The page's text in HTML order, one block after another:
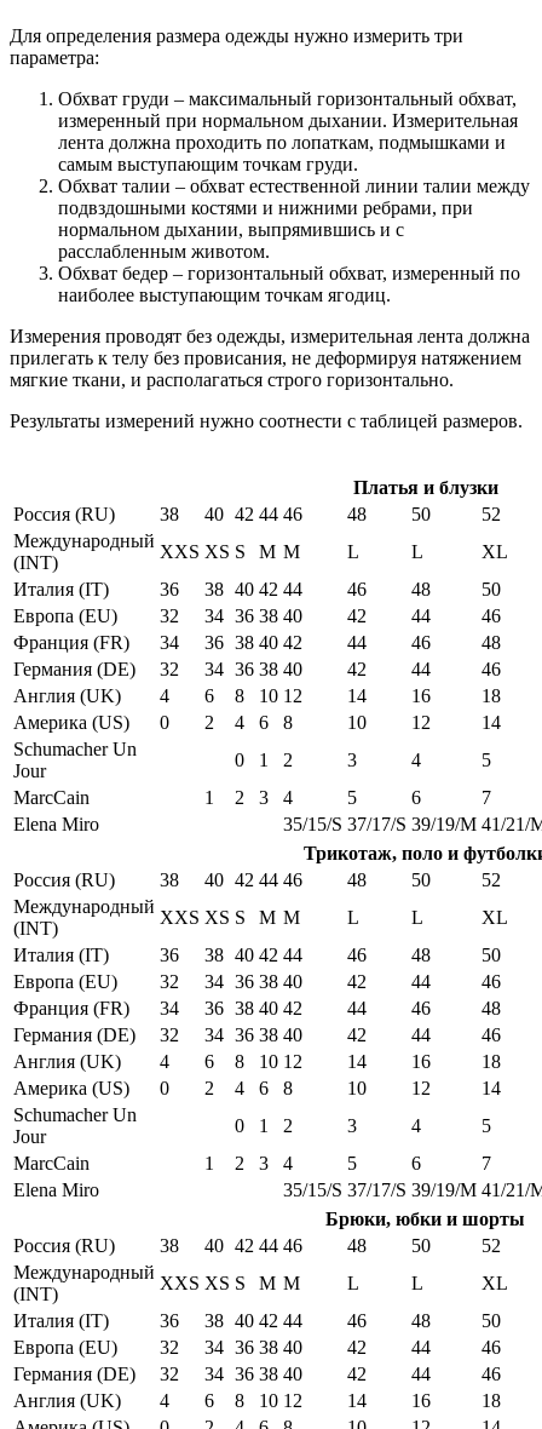
Для определения размера одежды нужно измерить три
параметра:
Обхват груди – максимальный горизонтальный обхват,
измеренный при нормальном дыхании. Измерительная
лента должна проходить по лопаткам, подмышками и
самым выступающим точкам груди.
Обхват талии – обхват естественной линии талии между
подвздошными костями и нижними ребрами, при
нормальном дыхании, выпрямившись и с
расслабленным животом.
Обхват бедер – горизонтальный обхват, измеренный по
наиболее выступающим точкам ягодиц.
Измерения проводят без одежды, измерительная лента должна
прилегать к телу без провисания, не деформируя натяжением
мягкие ткани, и располагаться строго горизонтально.
Результаты измерений нужно соотнести с таблицей размеров.
Платья и блузки
Россия (RU)
38 40 42 44 46 48 50
52
Международный
(INT)
XXS XS S M M L L
XL
Италия (IT)
36 38 40 42 44 46 48
50
Европа (EU)
32 34 36 38 40 42 44
46
Франция (FR)
34 36 38 40 42 44 46
48
Германия (DE)
32 34 36 38 40 42 44
46
Англия (UK)
4 6 8 10 12 14 16
18
Америка (US)
0 2 4 6 8 10 12
14
Schumacher Un
Jour
0 1 2 3 4
5
MarcCain
1 2 3 4 5 6
7
Elena Miro
35/15/S 37/17/S 39/19/M 41/21/
Трикотаж, поло и
Россия (RU)
38 40 42 44 46 48 50
52
Международный
(INT)
XXS XS S M M L L
XL
Италия (IT)
36 38 40 42 44 46 48
50
Европа (EU)
32 34 36 38 40 42 44
46
Франция (FR)
34 36 38 40 42 44 46
48
Германия (DE)
32 34 36 38 40 42 44
46
Англия (UK)
4 6 8 10 12 14 16
18
Америка (US)
0 2 4 6 8 10 12
14
Schumacher Un
Jour
0 1 2 3 4
5
MarcCain
1 2 3 4 5 6
7
Elena Miro
35/15/S 37/17/S 39/19/M 41/21/
Брюки, юбки и шорты
Россия (RU)
38 40 42 44 46 48 50
52
Международный
(INT)
XXS XS S M M L L
XL
Италия (IT)
36 38 40 42 44 46 48
50
Европа (EU)
32 34 36 38 40 42 44
46
Германия (DE)
32 34 36 38 40 42 44
46
Англия (UK)
4 6 8 10 12 14 16
18